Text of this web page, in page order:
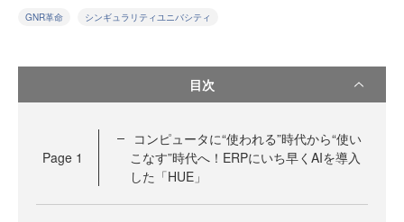
GNR革命 シンギュラリティユニバシティ
目次
Page 1
コンピュータに“使われる”時代から“使い
こなす”時代へ！ERPにいち早くAIを導入
した「HUE」